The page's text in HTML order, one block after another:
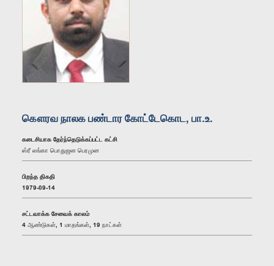
கௌரவ நாலக பண்டார கோட்டேகொட, பா.உ.
கடைசியாக தேர்ந்தெடுக்கப்பட்ட கட்சி
ஸ்ரீ லங்கா பொதுஜன பெரமுன
பிறந்த திகதி
1979-09-14
சட்டவாக்க சேவைக் காலம்
4 ஆண்டுகள், 1 மாதங்கள், 19 நாட்கள்